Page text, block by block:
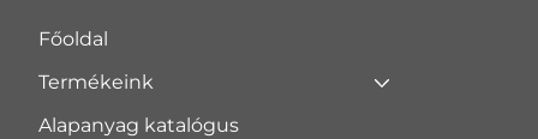
Főoldal
Termékeink
Alapanyag katalógus